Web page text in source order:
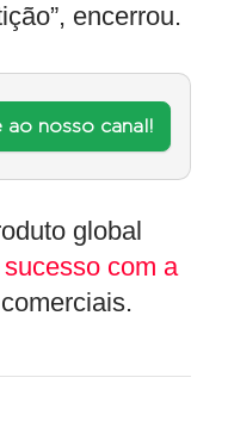
encerrou.
ao nosso canal!
global
sucesso com a